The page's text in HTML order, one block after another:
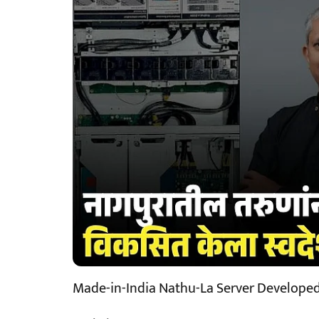
Made-in-India Nathu-La Server